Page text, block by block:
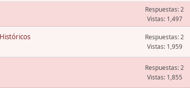
Respuestas: 2
Vistas: 1,497
Respuestas: 2
Vistas: 1,959
Respuestas: 2
Vistas: 1,855